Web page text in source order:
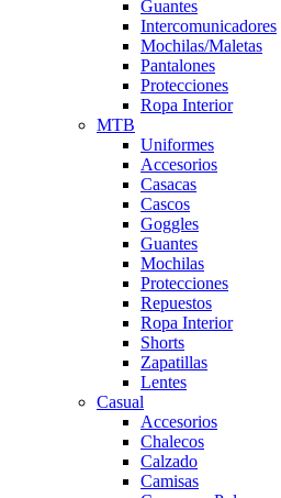
Guantes
Intercomunicadores
Mochilas/Maletas
Pantalones
Protecciones
Ropa Interior
MTB
Uniformes
Accesorios
Casacas
Cascos
Goggles
Guantes
Mochilas
Protecciones
Repuestos
Ropa Interior
Shorts
Zapatillas
Lentes
Casual
Accesorios
Chalecos
Calzado
Camisas